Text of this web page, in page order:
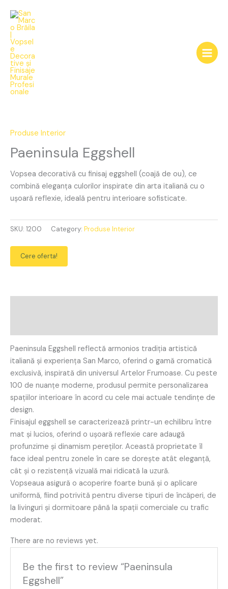
content
Produse Interior
Paeninsula Eggshell
Vopsea decorativă cu finisaj eggshell (coajă de ou), ce
combină eleganța culorilor inspirate din arta italiană cu o
ușoară reflexie, ideală pentru interioare sofisticate.
quantity
SKU: 1200 Category: Produse Interior
Cere oferta!
Paeninsula Eggshell reflectă armonios tradiția artistică
italiană și experiența San Marco, oferind o gamă cromatică
exclusivă, inspirată din universul Artelor Frumoase. Cu peste
100 de nuanțe moderne, produsul permite personalizarea
spațiilor interioare în acord cu cele mai actuale tendințe de
design.
Finisajul eggshell se caracterizează printr-un echilibru între
mat și lucios, oferind o ușoară reflexie care adaugă
profunzime și dinamism pereților. Această proprietate îl
face ideal pentru zonele în care se dorește atât eleganță,
cât și o rezistență vizuală mai ridicată la uzură.
Vopseaua asigură o acoperire foarte bună și o aplicare
uniformă, fiind potrivită pentru diverse tipuri de încăperi, de
la livinguri și dormitoare până la spații comerciale cu trafic
moderat.
There are no reviews yet.
Be the first to review “Paeninsula
Eggshell”